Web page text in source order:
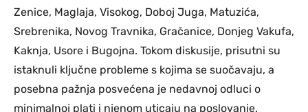
Zenice, Maglaja, Visokog, Doboj Juga, Matuzića,
Srebrenika, Novog Travnika, Gračanice, Donjeg Vakufa,
Kaknja, Usore i Bugojna. Tokom diskusije, prisutni su
istaknuli ključne probleme s kojima se suočavaju, a
posebna pažnja posvećena je nedavnoj odluci o
minimalnoj plati i njenom uticaju na poslovanje.